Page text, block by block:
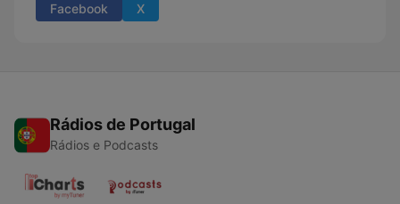
Facebook X
Rádios de Portugal
Rádios e Podcasts